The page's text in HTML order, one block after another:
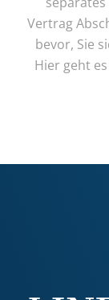
Vertrag
bevor, Sie
Hier geht